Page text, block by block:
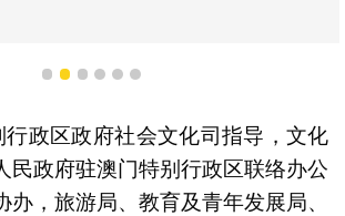
1 2 3 4 5 6
行政区政府社会文化司指导，文化
民政府驻澳门特别行政区联络办公
办，旅游局、教育及青年发展局、